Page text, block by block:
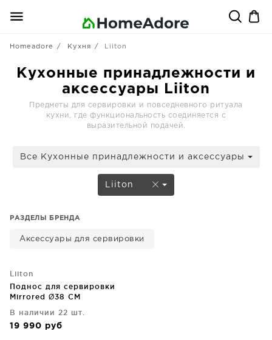
Homeadore Кухня Liiton
Кухонные принадлежности и
аксессуары Liiton
Предметы для сервировки и повседневного ритуала
кухни, где функциональность соединяется с
выразительной подачей.
Все Кухонные принадлежности и аксессуары
Liiton
РАЗДЕЛЫ БРЕНДА
Аксессуары для сервировки
Liiton
Поднос для сервировки
Mirrored Ø38 CM
В наличии 22 шт.
19 990 руб